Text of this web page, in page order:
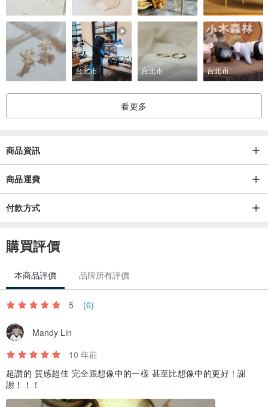
台北市 台北市 台北市
看更多
商品資訊
商品運費
付款方式
購買評價
本商品評價 品牌所有評價
5 (6)
Mandy Lin
10 年前
超讚的 質感超佳 完全跟想像中的一樣 甚至比想像中的更好！謝
謝！！！